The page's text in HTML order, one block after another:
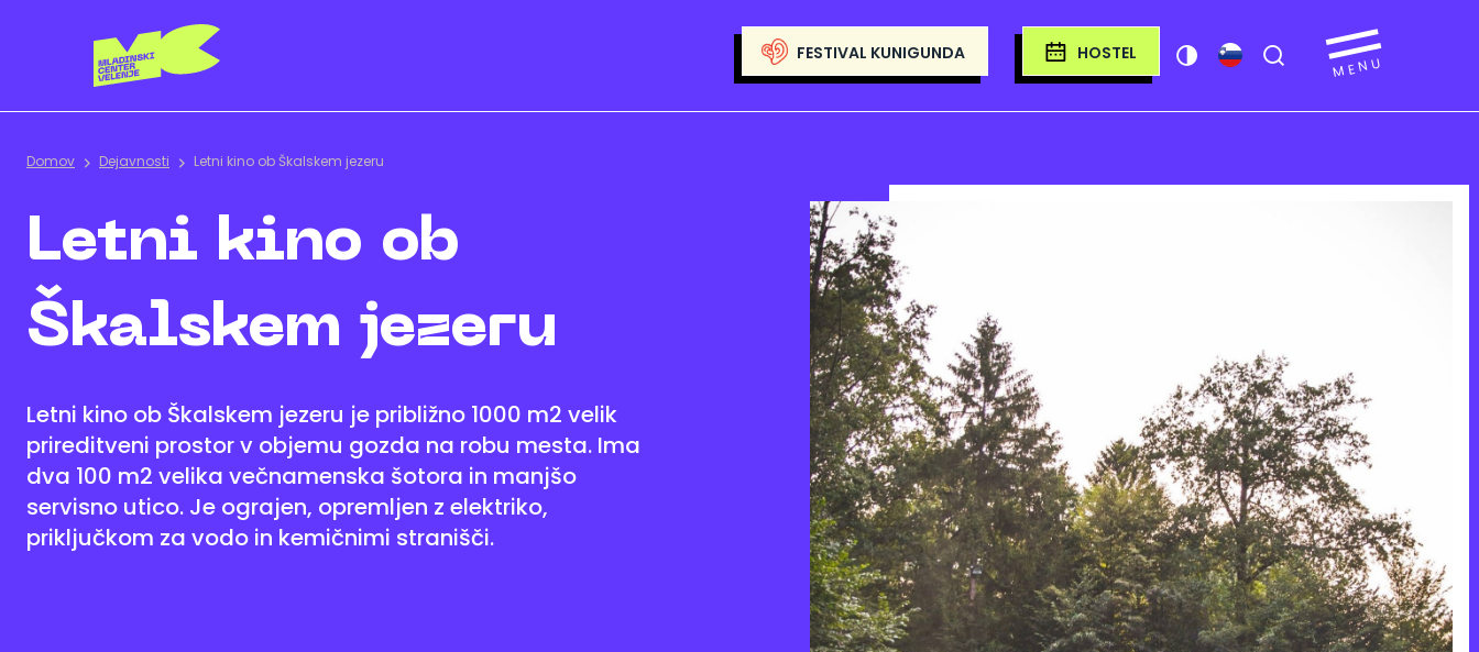
FESTIVAL KUNIGUNDA HOSTEL
Domov Dejavnosti Letni kino ob Škalskem jezeru
Letni kino ob
Škalskem jezeru
Letni kino ob Škalskem jezeru je približno 1000 m2 velik
prireditveni prostor v objemu gozda na robu mesta. Ima
dva 100 m2 velika večnamenska šotora in manjšo
servisno utico. Je ograjen, opremljen z elektriko,
priključkom za vodo in kemičnimi stranišči.